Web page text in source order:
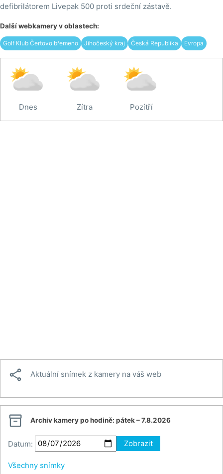
defibrilátorem Livepak 500 proti srdeční zástavě.
Další webkamery v oblastech:
Golf Klub Čertovo břemeno Jihočeský kraj Česká Republika Evropa
Dnes Zítra Pozítří
 Aktuální snímek z kamery na váš web
 Archiv kamery po hodině: pátek – 7.8.2026
Datum: Zobrazit
Všechny snímky